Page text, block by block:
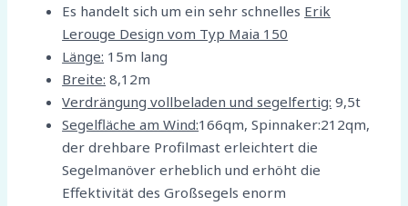
Es handelt sich um ein sehr schnelles Erik
Lerouge Design vom Typ Maia 150
Länge: 15m lang
Breite: 8,12m
Verdrängung vollbeladen und segelfertig: 9,5t
Segelfläche am Wind:166qm, Spinnaker:212qm,
der drehbare Profilmast erleichtert die
Segelmanöver erheblich und erhöht die
Effektivität des Großsegels enorm